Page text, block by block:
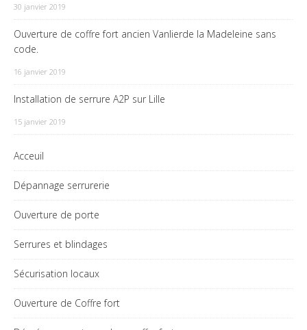
30 janvier 2019
Ouverture de coffre fort ancien Vanlierde la Madeleine sans
code.
16 janvier 2019
Installation de serrure A2P sur Lille
15 janvier 2019
Acceuil
Dépannage serrurerie
Ouverture de porte
Serrures et blindages
Sécurisation locaux
Ouverture de Coffre fort